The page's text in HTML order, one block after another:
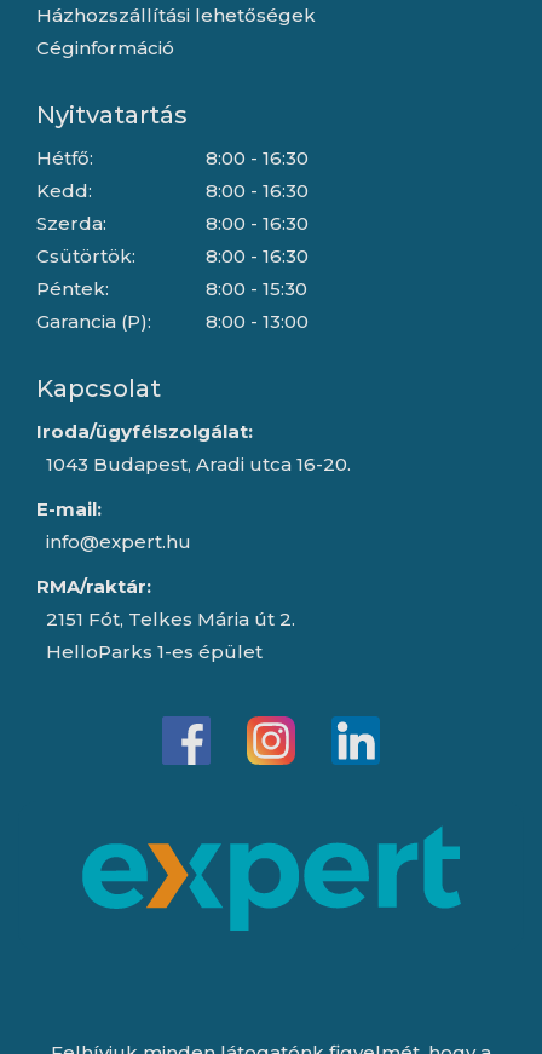
Házhozszállítási lehetőségek
Céginformáció
Nyitvatartás
Hétfő:
Kedd:
Szerda:
Csütörtök:
Péntek:
Garancia (P):
8:00 - 16:30
8:00 - 16:30
8:00 - 16:30
8:00 - 16:30
8:00 - 15:30
8:00 - 13:00
Kapcsolat
Iroda/ügyfélszolgálat:
1043 Budapest, Aradi utca 16-20.
E-mail:
info@expert.hu
RMA/raktár:
2151 Fót, Telkes Mária út 2.
HelloParks 1-es épület